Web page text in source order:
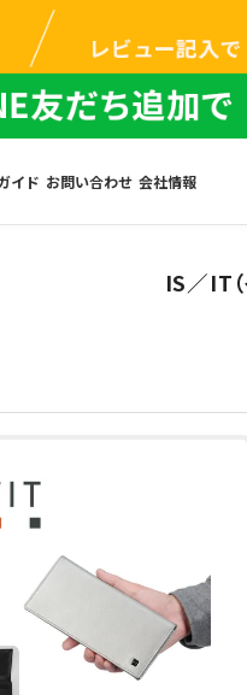
イド お問い合わせ 会社情報
IS／IT（